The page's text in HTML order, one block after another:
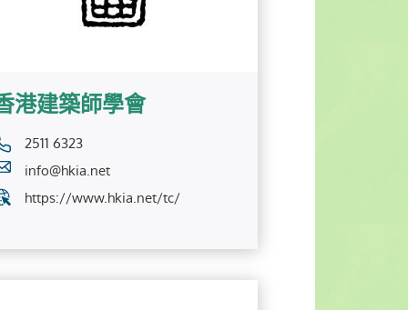
港建築師學會
2511 6323
info@hkia.net
https://www.hkia.net/tc/